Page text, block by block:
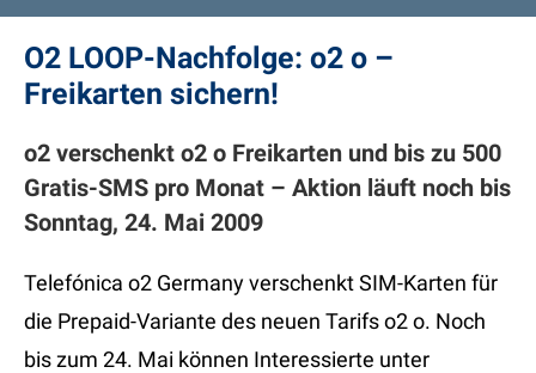
O2 LOOP-Nachfolge: o2 o –
Freikarten sichern!
o2 verschenkt o2 o Freikarten und bis zu 500
Gratis-SMS pro Monat – Aktion läuft noch bis
Sonntag, 24. Mai 2009
Telefónica o2 Germany verschenkt SIM-Karten für
die Prepaid-Variante des neuen Tarifs o2 o. Noch
bis zum 24. Mai können Interessierte unter